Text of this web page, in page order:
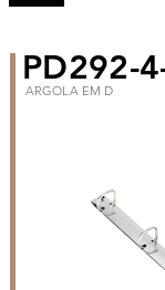
PD292-
ARGOLA EM D